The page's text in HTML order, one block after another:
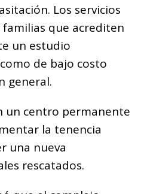
Los servicios
que acrediten
un estudio
de bajo costo
general.
un centro permanente
la tenencia
una nueva
rescatados.